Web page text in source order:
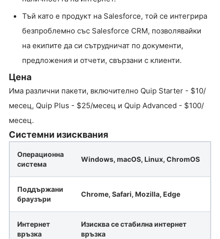
Тъй като е продукт на Salesforce, той се интегрира
безпроблемно със Salesforce CRM, позволявайки
на екипите да си сътрудничат по документи,
предложения и отчети, свързани с клиенти.
Цена
Има различни пакети, включително Quip Starter - $10/
месец, Quip Plus - $25/месец и Quip Advanced - $100/
месец.
Системни изисквания
Операционна
система
Windows, macOS, Linux, ChromOS
Поддържани
браузъри
Chrome, Safari, Mozilla, Edge
Интернет
връзка
Изисква се стабилна интернет
връзка